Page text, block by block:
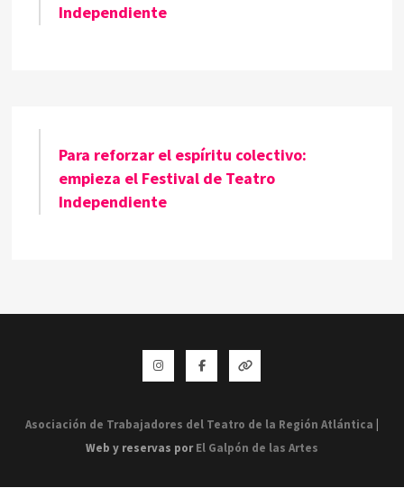
Independiente
Para reforzar el espíritu colectivo:
empieza el Festival de Teatro
Independiente
InstagramFacebookWhatsapp
Asociación de Trabajadores del Teatro de la Región Atlántica
Web y reservas porEl Galpón de las Artes